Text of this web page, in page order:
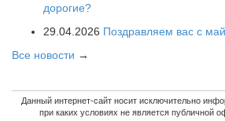
дорогие?
29.04.2026 Поздравляем вас с
Все новости →
Данный интернет-сайт носит исключительно
при каких условиях не является публичной